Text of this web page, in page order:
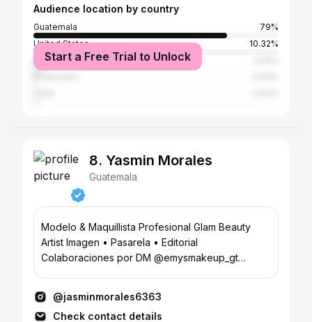
Audience location by country
Guatemala
79%
United States
10.32%
Mexico
Start a Free Trial to Unlock
8. Yasmin Morales
Guatemala
Modelo & Maquillista Profesional Glam Beauty
Artist Imagen • Pasarela • Editorial
Colaboraciones por DM @emysmakeup_gt
@jasminmorales6363
Check contact details